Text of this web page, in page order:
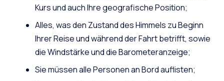
Kurs und auch Ihre geografische Position;
Alles, was den Zustand des Himmels zu Beginn
Ihrer Reise und während der Fahrt betrifft, sowie
die Windstärke und die Barometeranzeige;
Sie müssen alle Personen an Bord auflisten;